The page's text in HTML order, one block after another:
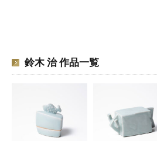
鈴木 治 作品一覧